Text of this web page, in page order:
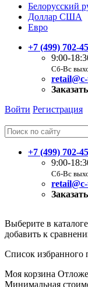
Белорусский
Доллар США
Евро
+7 (499) 702-
9:00-
Сб-Вс
Войти Регистрация
+7 (499) 702-
9:00-
Сб-Вс
Выберите в
добавить к
Список избранного
Моя корзина
Минимальная